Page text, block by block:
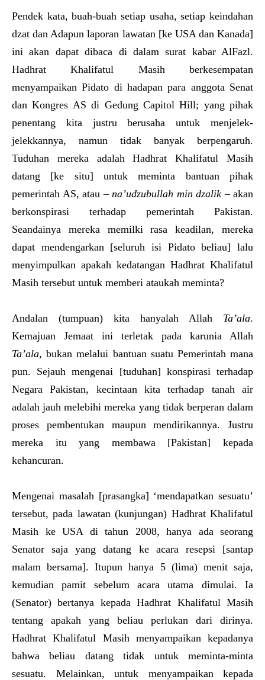
Pendek kata, buah-buah setiap usaha, setiap keindahan
dzat dan Adapun laporan lawatan [ke USA dan Kanada]
ini akan dapat dibaca di dalam surat kabar AlFazl.
Hadhrat Khalifatul Masih berkesempatan
menyampaikan Pidato di hadapan para anggota Senat
dan Kongres AS di Gedung Capitol Hill; yang pihak
penentang kita justru berusaha untuk menjelek-
jelekkannya, namun tidak banyak berpengaruh.
Tuduhan mereka adalah Hadhrat Khalifatul Masih
datang [ke situ] untuk meminta bantuan pihak
pemerintah AS, atau – na’udzubullah min dzalik – akan
berkonspirasi terhadap pemerintah Pakistan.
Seandainya mereka memilki rasa keadilan, mereka
dapat mendengarkan [seluruh isi Pidato beliau] lalu
menyimpulkan apakah kedatangan Hadhrat Khalifatul
Masih tersebut untuk memberi ataukah meminta?
Andalan (tumpuan) kita hanyalah Allah Ta’ala.
Kemajuan Jemaat ini terletak pada karunia Allah
Ta’ala, bukan melalui bantuan suatu Pemerintah mana
pun. Sejauh mengenai [tuduhan] konspirasi terhadap
Negara Pakistan, kecintaan kita terhadap tanah air
adalah jauh melebihi mereka yang tidak berperan dalam
proses pembentukan maupun mendirikannya. Justru
mereka itu yang membawa [Pakistan] kepada
kehancuran.
Mengenai masalah [prasangka] ‘mendapatkan sesuatu’
tersebut, pada lawatan (kunjungan) Hadhrat Khalifatul
Masih ke USA di tahun 2008, hanya ada seorang
Senator saja yang datang ke acara resepsi [santap
malam bersama]. Itupun hanya 5 (lima) menit saja,
kemudian pamit sebelum acara utama dimulai. Ia
(Senator) bertanya kepada Hadhrat Khalifatul Masih
tentang apakah yang beliau perlukan dari dirinya.
Hadhrat Khalifatul Masih menyampaikan kepadanya
bahwa beliau datang tidak untuk meminta-minta
sesuatu. Melainkan, untuk menyampaikan kepada